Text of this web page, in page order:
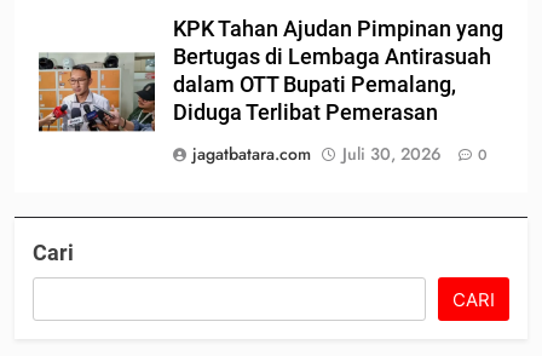
KPK Tahan Ajudan Pimpinan yang
Bertugas di Lembaga Antirasuah
dalam OTT Bupati Pemalang,
Diduga Terlibat Pemerasan
jagatbatara.com
Juli 30, 2026 0
Cari
CARI